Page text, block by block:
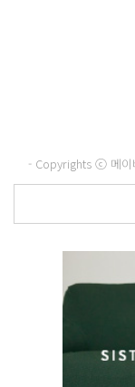
- Copyrights ⓒ 메이